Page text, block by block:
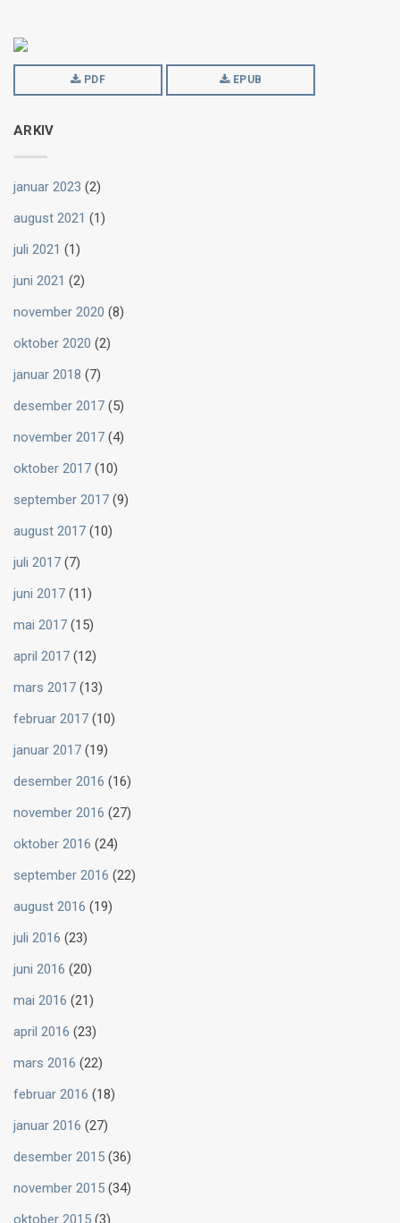
PDF EPUB
ARKIV
januar 2023 (2)
august 2021 (1)
juli 2021 (1)
juni 2021 (2)
november 2020 (8)
oktober 2020 (2)
januar 2018 (7)
desember 2017 (5)
november 2017 (4)
oktober 2017 (10)
september 2017 (9)
august 2017 (10)
juli 2017 (7)
juni 2017 (11)
mai 2017 (15)
april 2017 (12)
mars 2017 (13)
februar 2017 (10)
januar 2017 (19)
desember 2016 (16)
november 2016 (27)
oktober 2016 (24)
september 2016 (22)
august 2016 (19)
juli 2016 (23)
juni 2016 (20)
mai 2016 (21)
april 2016 (23)
mars 2016 (22)
februar 2016 (18)
januar 2016 (27)
desember 2015 (36)
november 2015 (34)
oktober 2015 (3)